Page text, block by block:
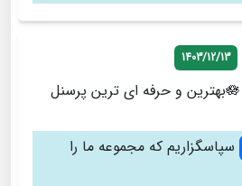
1403/12/13
قطعا بهترین مرکز اسپا 🪷بهترین و حرفه ای ترین پرسنل
سپاسگزاریم که مجموعه ما را